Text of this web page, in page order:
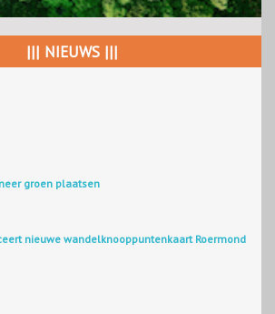
||| NIEUWS |||
groen plaatsen
nieuwe wandelknooppuntenkaart Roermond